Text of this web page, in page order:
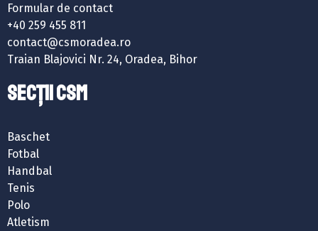
Formular de contact
+40 259 455 811
contact@csmoradea.ro
Traian Blajovici Nr. 24, Oradea, Bihor
SECȚII CSM
Baschet
Fotbal
Handbal
Tenis
Polo
Atletism